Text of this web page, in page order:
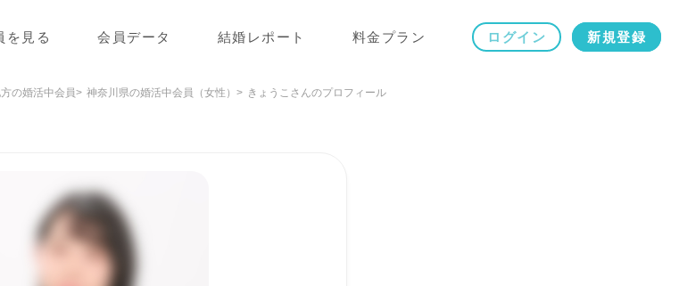
を見る 会員データ 結婚レポート 料金プラン ログイン 新規登録
の婚活中会員 神奈川県の婚活中会員（女性） きょうこさんのプロフィール